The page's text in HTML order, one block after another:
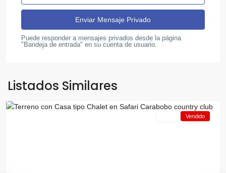
Puede responder a mensajes privados desde la página
"Bandeja de entrada" en su cuenta de usuario.
Listados Similares
Tocuyito
Vendido